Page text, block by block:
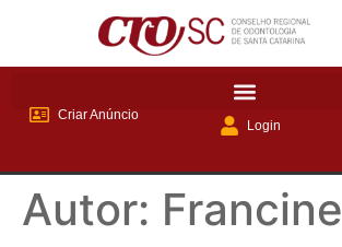
Criar Anúncio
Login
Autor: Francine